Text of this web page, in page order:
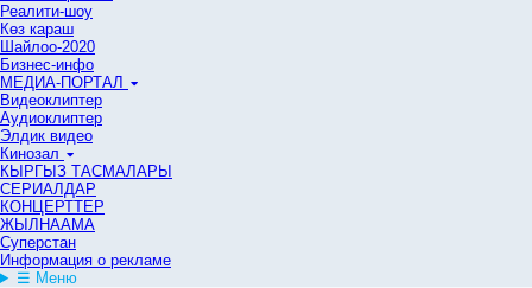
Реалити-шоу
Көз караш
Шайлоо-2020
Бизнес-инфо
МЕДИА-ПОРТАЛ
Видеоклиптер
Аудиоклиптер
Элдик видео
Кинозал
КЫРГЫЗ ТАСМАЛАРЫ
СЕРИАЛДАР
КОНЦЕРТТЕР
ЖЫЛНААМА
Суперстан
Информация о рекламе
☰ Меню